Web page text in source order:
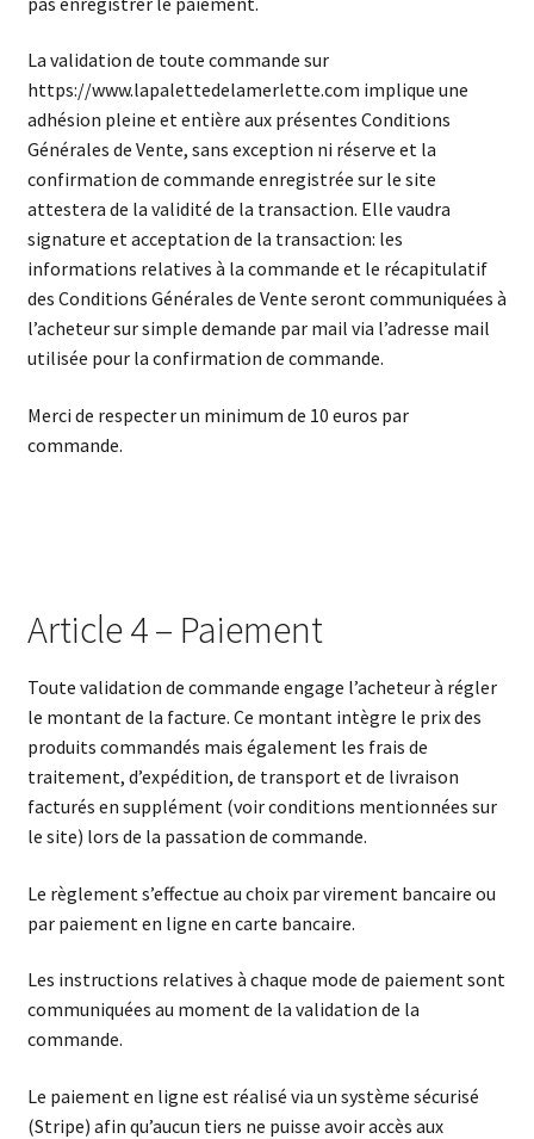
La validation de toute commande sur
https://www.lapalettedelamerlette.com implique une
adhésion pleine et entière aux présentes Conditions
Générales de Vente, sans exception ni réserve et la
confirmation de commande enregistrée sur le site
attestera de la validité de la transaction. Elle vaudra
signature et acceptation de la transaction: les
informations relatives à la commande et le récapitulatif
des Conditions Générales de Vente seront communiquées à
l’acheteur sur simple demande par mail via l’adresse mail
utilisée pour la confirmation de commande.
Merci de respecter un minimum de 10 euros par
commande.
Article 4 – Paiement
Toute validation de commande engage l’acheteur à régler
le montant de la facture. Ce montant intègre le prix des
produits commandés mais également les frais de
traitement, d’expédition, de transport et de livraison
facturés en supplément (voir conditions mentionnées sur
le site) lors de la passation de commande.
Le règlement s’effectue au choix par virement bancaire ou
par paiement en ligne en carte bancaire.
Les instructions relatives à chaque mode de paiement sont
communiquées au moment de la validation de la
commande.
Le paiement en ligne est réalisé via un système sécurisé
(Stripe) afin qu’aucun tiers ne puisse avoir accès aux